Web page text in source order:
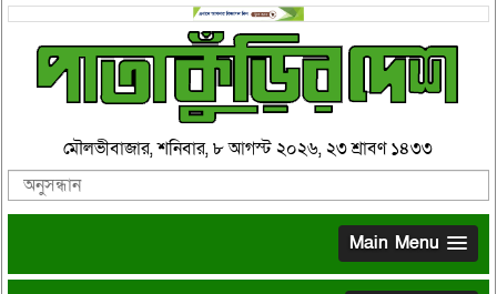
মৌলভীবাজার, শনিবার, ৮ আগস্ট ২০২৬, ২৩ শ্রাবণ ১৪৩৩
Main Menu